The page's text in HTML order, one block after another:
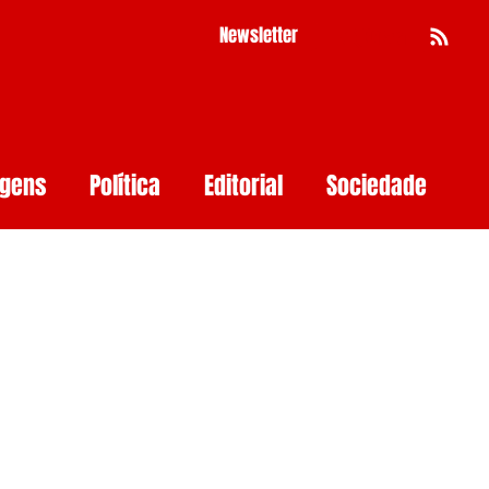
Newsletter
Política Editorial Sociedade